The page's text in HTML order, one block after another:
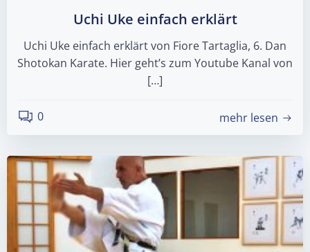
Uchi Uke einfach erklärt
Uchi Uke einfach erklärt von Fiore Tartaglia, 6. Dan
Shotokan Karate. Hier geht’s zum Youtube Kanal von
[…]
0 mehr lesen